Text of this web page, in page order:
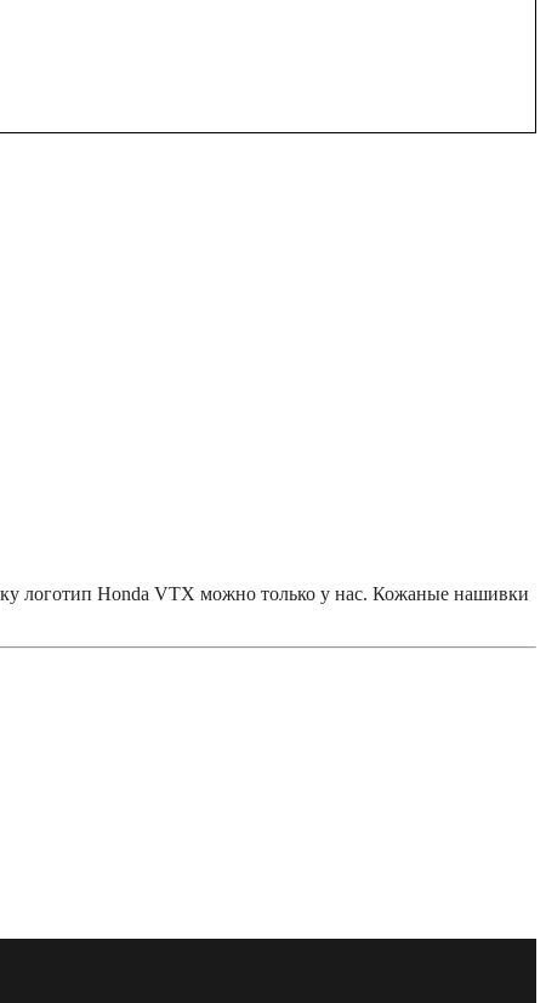
логотип Honda VTX можно только у нас. Кожаные нашивки